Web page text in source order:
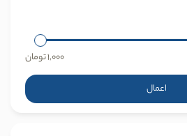
1,000تومان
اعمال